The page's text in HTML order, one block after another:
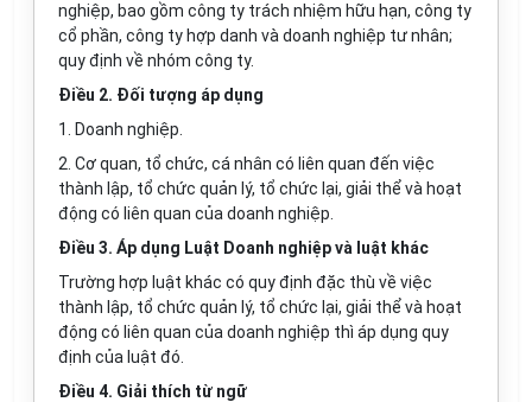
nghiệp, bao gồm công ty trách nhiệm hữu hạn, công ty
cổ phần, công ty hợp danh và doanh nghiệp tư nhân;
quy định về nhóm công ty.
Điều 2. Đối tượng áp dụng
1. Doanh nghiệp.
2. Cơ quan, tổ chức, cá nhân có liên quan đến việc
thành lập, tổ chức quản lý, tổ chức lại, giải thể và hoạt
động có liên quan của doanh nghiệp.
Điều 3. Áp dụng Luật Doanh nghiệp và luật khác
Trường hợp luật khác có quy định đặc thù về việc
thành lập, tổ chức quản lý, tổ chức lại, giải thể và hoạt
động có liên quan của doanh nghiệp thì áp dụng quy
định của luật đó.
Điều 4. Giải thích từ ngữ